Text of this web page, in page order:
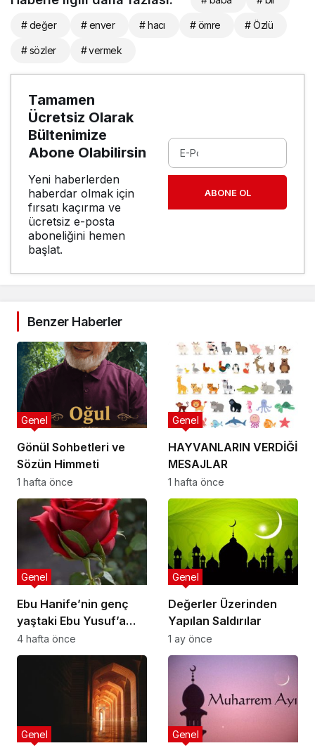
# değer # enver # hacı # ömre # Özlü
# sözler # vermek
Tamamen
Ücretsiz Olarak
Bültenimize
Abone Olabilirsin
Yeni haberlerden
haberdar olmak için
fırsatı kaçırma ve
ücretsiz e-posta
aboneliğini hemen
başlat.
ABONE OL
Benzer Haberler
Gönül Sohbetleri ve
Sözün Himmeti
Genel
1 hafta önce
HAYVANLARIN VERDİĞİ
MESAJLAR
Genel
1 hafta önce
Ebu Hanife’nin genç
yaştaki Ebu Yusuf’a
nasihatlerinden
bazıları:
Genel
4 hafta önce
Değerler Üzerinden
Yapılan Saldırılar
Genel
1 ay önce
Genel Genel